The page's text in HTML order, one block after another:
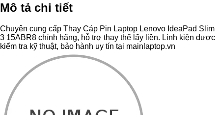
Mô tả chi tiết
Chuyên cung cấp Thay Cáp Pin Laptop Lenovo IdeaPad Slim
3 15ABR8 chính hãng, hỗ trợ thay thế lấy liền. Linh kiện được
kiểm tra kỹ thuật, bảo hành uy tín tại mainlaptop.vn